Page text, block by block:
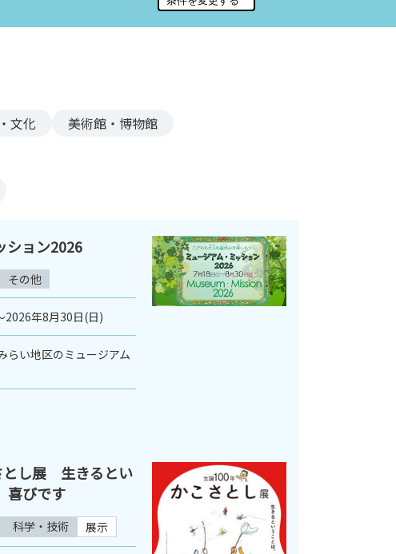
文化
美術館・博物館
ション2026
その他
2026年8月30日(日)
らい地区のミュージアム
し展 生きるとい
喜びです
科学・技術 展示